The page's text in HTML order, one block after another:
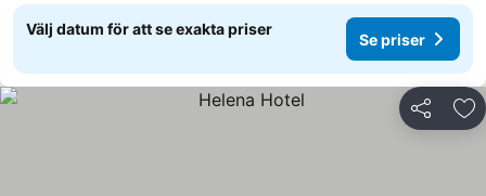
Välj datum för att se exakta priser
Se priser
Dela